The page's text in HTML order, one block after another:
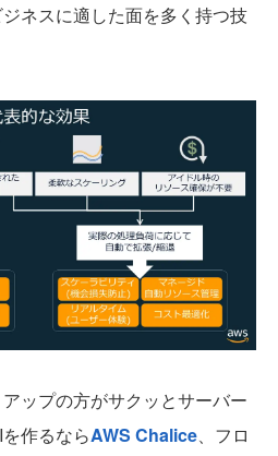
ネスに適した面を多く持つ技
ップの方がサクッとサーバー
作るならAWS Chalice、フロ